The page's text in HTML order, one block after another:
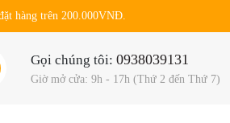
hàng trên 200.000VNĐ.
Gọi chúng tôi: 0938039131
Giờ mở cửa: 9h - 17h (Thứ 2 đến Thứ 7)